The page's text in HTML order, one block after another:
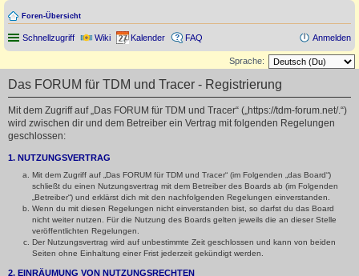
Foren-Übersicht
Schnellzugriff Wiki Kalender FAQ Anmelden
Sprache:
Das FORUM für TDM und Tracer - Registrierung
Mit dem Zugriff auf „Das FORUM für TDM und Tracer“ („https://tdm-forum.net/.“)
wird zwischen dir und dem Betreiber ein Vertrag mit folgenden Regelungen
geschlossen:
1. NUTZUNGSVERTRAG
Mit dem Zugriff auf „Das FORUM für TDM und Tracer“ (im Folgenden „das Board“)
schließt du einen Nutzungsvertrag mit dem Betreiber des Boards ab (im Folgenden
„Betreiber“) und erklärst dich mit den nachfolgenden Regelungen einverstanden.
Wenn du mit diesen Regelungen nicht einverstanden bist, so darfst du das Board
nicht weiter nutzen. Für die Nutzung des Boards gelten jeweils die an dieser Stelle
veröffentlichten Regelungen.
Der Nutzungsvertrag wird auf unbestimmte Zeit geschlossen und kann von beiden
Seiten ohne Einhaltung einer Frist jederzeit gekündigt werden.
2. EINRÄUMUNG VON NUTZUNGSRECHTEN